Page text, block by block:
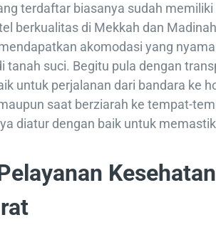
terdaftar biasanya sudah
berkualitas di Mekkah dan
akomodasi yang
tanah suci. Begitu pula dengan
untuk perjalanan dari bandara ke
saat berziarah ke tempat-
diatur dengan baik untuk